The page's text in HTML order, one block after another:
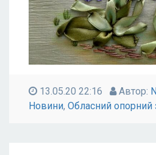
13.05.20 22:16 Автор:
Новини, Обласний опорний